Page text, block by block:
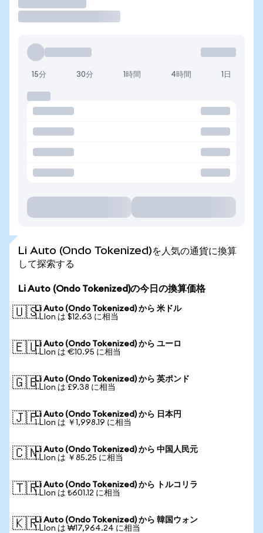
15分 30分 1時間 4時間 1日
Li Auto (Ondo Tokenized)を人気の通貨に換算
して探索する
Li Auto (Ondo Tokenized)の今日の換算価格
🇺🇸Li Auto (Ondo Tokenized) から 米ドル
1 LIon は $12.63 に相当
🇪🇺Li Auto (Ondo Tokenized) から ユーロ
1 LIon は €10.95 に相当
🇬🇧Li Auto (Ondo Tokenized) から 英ポンド
1 LIon は £9.38 に相当
🇯🇵Li Auto (Ondo Tokenized) から 日本円
1 LIon は ￥1,998.19 に相当
🇨🇳Li Auto (Ondo Tokenized) から 中国人民元
1 LIon は ￥85.25 に相当
🇹🇷Li Auto (Ondo Tokenized) から トルコリラ
1 LIon は ₺601.12 に相当
🇰🇷Li Auto (Ondo Tokenized) から 韓国ウォン
1 LIon は ₩17,964.24 に相当